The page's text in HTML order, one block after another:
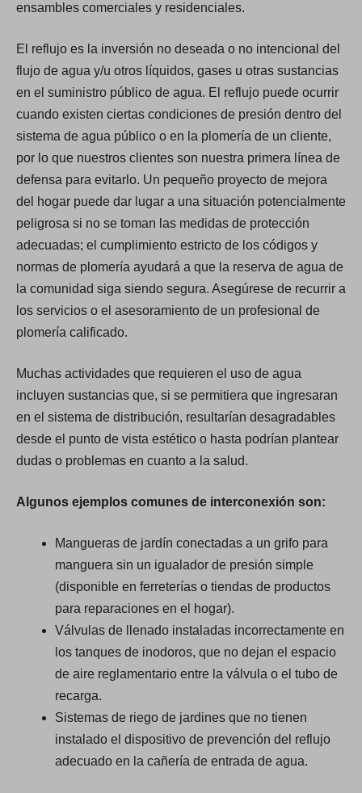
ensambles comerciales y residenciales.
El reflujo es la inversión no deseada o no intencional del
flujo de agua y/u otros líquidos, gases u otras sustancias
en el suministro público de agua. El reflujo puede ocurrir
cuando existen ciertas condiciones de presión dentro del
sistema de agua público o en la plomería de un cliente,
por lo que nuestros clientes son nuestra primera línea de
defensa para evitarlo. Un pequeño proyecto de mejora
del hogar puede dar lugar a una situación potencialmente
peligrosa si no se toman las medidas de protección
adecuadas; el cumplimiento estricto de los códigos y
normas de plomería ayudará a que la reserva de agua de
la comunidad siga siendo segura. Asegúrese de recurrir a
los servicios o el asesoramiento de un profesional de
plomería calificado.
Muchas actividades que requieren el uso de agua
incluyen sustancias que, si se permitiera que ingresaran
en el sistema de distribución, resultarían desagradables
desde el punto de vista estético o hasta podrían plantear
dudas o problemas en cuanto a la salud.
Algunos ejemplos comunes de interconexión son:
Mangueras de jardín conectadas a un grifo para
manguera sin un igualador de presión simple
(disponible en ferreterías o tiendas de productos
para reparaciones en el hogar).
Válvulas de llenado instaladas incorrectamente en
los tanques de inodoros, que no dejan el espacio
de aire reglamentario entre la válvula o el tubo de
recarga.
Sistemas de riego de jardines que no tienen
instalado el dispositivo de prevención del reflujo
adecuado en la cañería de entrada de agua.